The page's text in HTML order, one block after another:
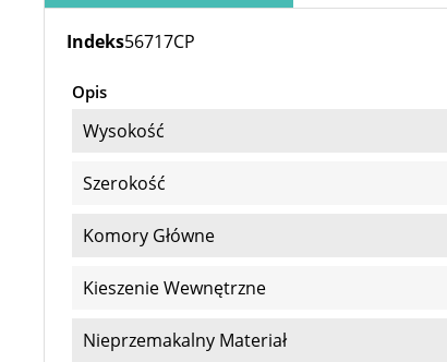
Indeks56717CP
Opis
Wysokość
Szerokość
Komory Główne
Kieszenie Wewnętrzne
Nieprzemakalny Materiał